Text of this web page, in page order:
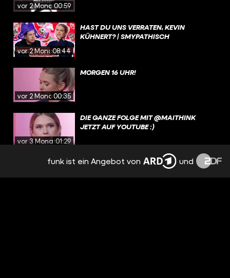
vor 2 Monaten
00:59
vor 2 Monaten
08:44
HAST DU UNS VERRATEN, KEVIN
KÜHNERT? | SMYPATHISCH
vor 2 Monaten
00:35
MORGEN 16 UHR!
vor 3 Monaten
01:29
DIE GANZE FOLGE MIT @MAITHINK
JETZT AUF YOUTUBE :)
ICH WÜRDE SO GERNE VON MAI
funk ist ein Angebot von und